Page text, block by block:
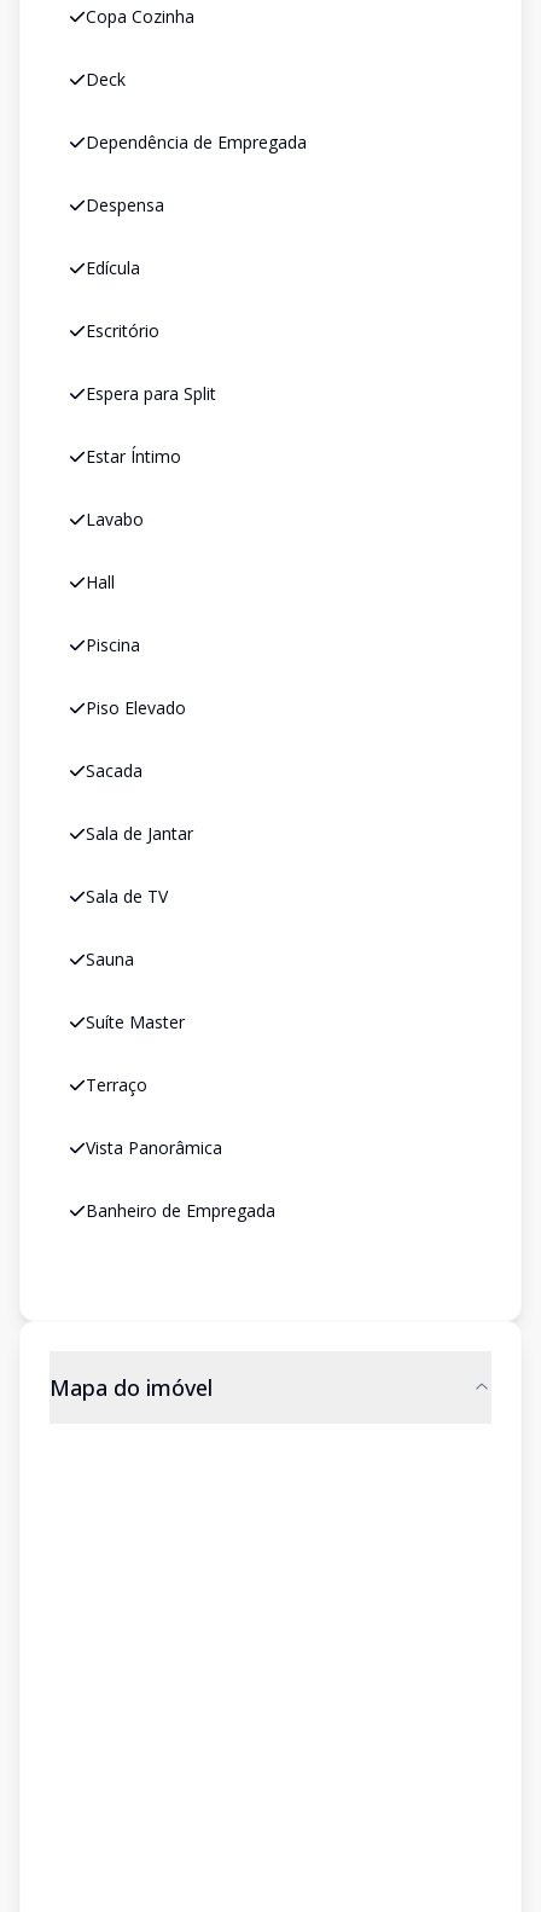
Copa Cozinha
Deck
Dependência de Empregada
Despensa
Edícula
Escritório
Espera para Split
Estar Íntimo
Lavabo
Hall
Piscina
Piso Elevado
Sacada
Sala de Jantar
Sala de TV
Sauna
Suíte Master
Terraço
Vista Panorâmica
Banheiro de Empregada
Mapa do imóvel